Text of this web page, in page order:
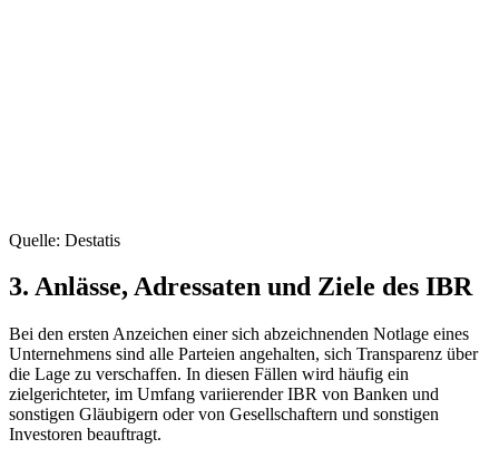
Quelle: Destatis
3. Anlässe, Adressaten und Ziele des IBR
Bei den ersten Anzeichen einer sich abzeichnenden Notlage eines
Unternehmens sind alle Parteien angehalten, sich Transparenz über
die Lage zu verschaffen. In diesen Fällen wird häufig ein
zielgerichteter, im Umfang variierender IBR von Banken und
sonstigen Gläubigern oder von Gesellschaftern und sonstigen
Investoren beauftragt.